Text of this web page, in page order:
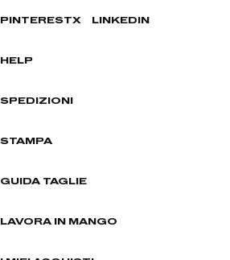
PINTERESTX LINKEDIN
HELP
SPEDIZIONI
STAMPA
GUIDA TAGLIE
LAVORA IN MANGO